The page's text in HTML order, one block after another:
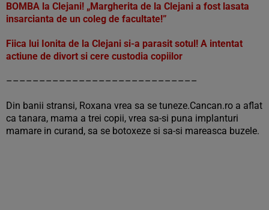
BOMBA la Clejani! „Margherita de la Clejani a fost lasata
insarcianta de un coleg de facultate!”
Fiica lui Ionita de la Clejani si-a parasit sotul! A intentat
actiune de divort si cere custodia copiilor
–––––––––––––––––––––––––––––
Din banii stransi, Roxana vrea sa se tuneze.Cancan.ro a aflat
ca tanara, mama a trei copii, vrea sa-si puna implanturi
mamare in curand, sa se botoxeze si sa-si mareasca buzele.